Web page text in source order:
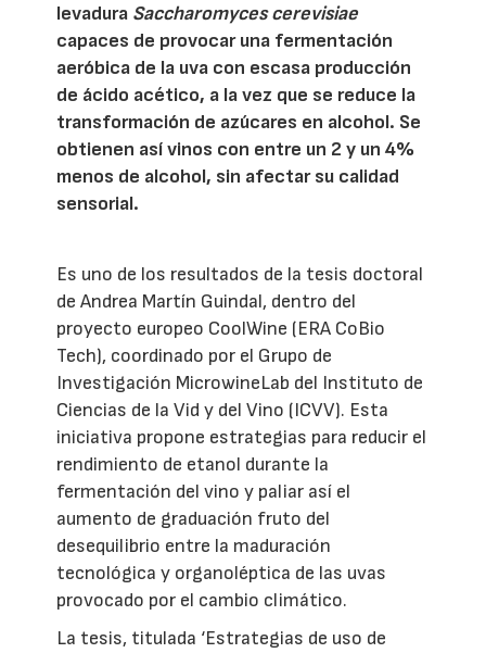
levadura Saccharomyces cerevisiae
capaces de provocar una fermentación
aeróbica de la uva con escasa producción
de ácido acético, a la vez que se reduce la
transformación de azúcares en alcohol. Se
obtienen así vinos con entre un 2 y un 4%
menos de alcohol, sin afectar su calidad
sensorial.
Es uno de los resultados de la tesis doctoral
de Andrea Martín Guindal, dentro del
proyecto europeo CoolWine (ERA CoBio
Tech), coordinado por el Grupo de
Investigación MicrowineLab del Instituto de
Ciencias de la Vid y del Vino (ICVV). Esta
iniciativa propone estrategias para reducir el
rendimiento de etanol durante la
fermentación del vino y paliar así el
aumento de graduación fruto del
desequilibrio entre la maduración
tecnológica y organoléptica de las uvas
provocado por el cambio climático.
La tesis, titulada ‘Estrategias de uso de